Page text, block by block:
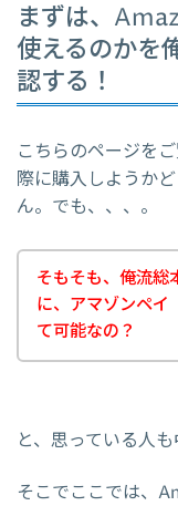
まずは、
使えるのかを
認する！
こちらのページを
際に購入しようか
ん。でも、、、。
そもそも、俺流総
に、アマゾンペイ
て可能なの？
と、思っている人
そこでここでは、